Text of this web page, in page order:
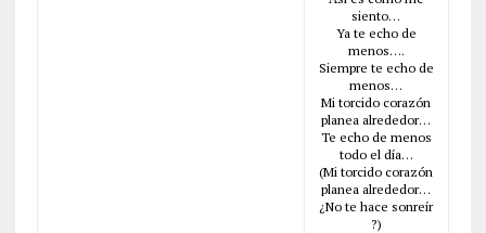
siento…
Ya te echo de
menos….
Siempre te echo de
menos…
Mi torcido corazón
planea alrededor…
Te echo de menos
todo el día…
(Mi torcido corazón
planea alrededor…
¿No te hace sonreír
?)